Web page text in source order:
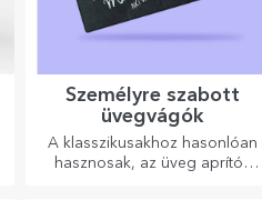
Személyre szabott
üvegvágók
A klasszikusakhoz hasonlóan
hasznosak, az üveg aprítók